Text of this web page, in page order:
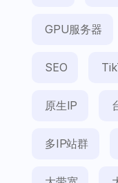
GPU服务器
SEO
原生IP
多IP站群